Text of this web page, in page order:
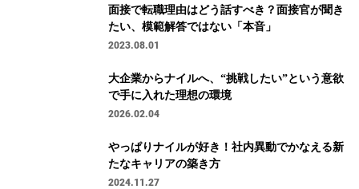
面接で転職理由はどう話すべき？面接官が聞き
たい、模範解答ではない「本音」
2023.08.01
大企業からナイルへ、“挑戦したい”という意欲
で手に入れた理想の環境
2026.02.04
やっぱりナイルが好き！社内異動でかなえる新
たなキャリアの築き方
2024.11.27